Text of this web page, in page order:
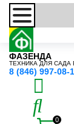
ФАЗЕНДА
ТЕХНИКА ДЛЯ САДА
8 (846) 997-08-
0